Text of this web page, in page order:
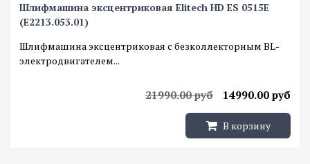
Шлифмашина эксцентриковая Elitech HD ES 0515E
(E2213.053.01)
Шлифмашина эксцентриковая с безколлекторным BL-
электродвигателем...
14990.00 руб
21990.00 руб
В корзину